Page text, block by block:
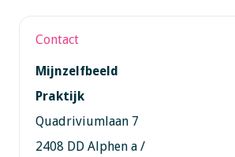
Contact
Mijnzelfbeeld
Praktijk
Quadriviumlaan 7
2408 DD Alphen a /